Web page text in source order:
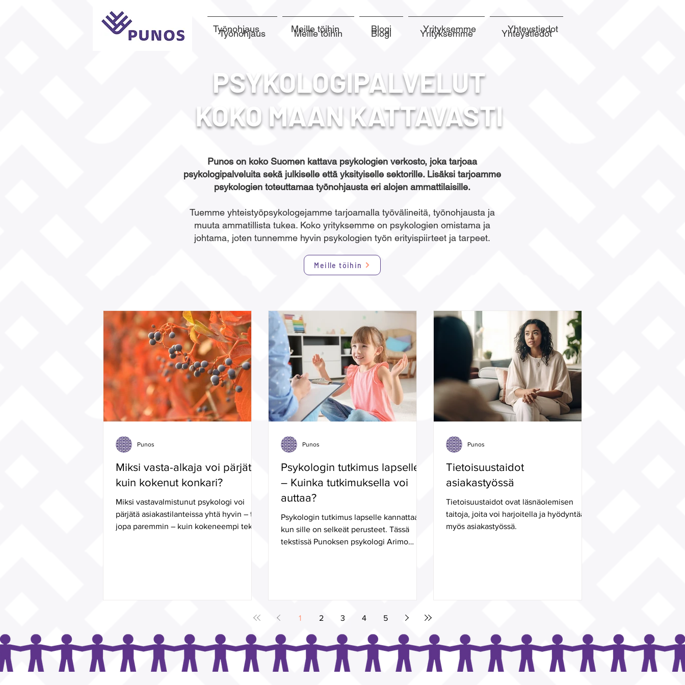
Työnohjaus Meille töihin Blogi Yrityksemme Yhteystiedot
Työnohjaus Meille töihin Blogi Yrityksemme Yhteystiedot
Punos on koko Suomen kattava psykologien verkosto, joka tarjoaa
psykologipalveluita sekä julkiselle että yksityiselle sektorille. Lisäksi tarjoamme
psykologien toteuttamaa työnohjausta eri alojen ammattilaisille.
Tuemme yhteistyöpsykologejamme tarjoamalla työvälineitä, työnohjausta ja
muuta ammatillista tukea. Koko yrityksemme on psykologien omistama ja
johtama, joten tunnemme hyvin psykologien työn erityispiirteet ja tarpeet.
Meille töihin
PSYKOLOGIPALVELUT
KOKO MAAN KATTAVASTI
Miksi vasta-alkaja voi pärjätä
kuin kokenut konkari?
Miksi vastavalmistunut psykologi voi
pärjätä asiakastilanteissa yhtä hyvin – tai
jopa paremmin – kuin kokeneempi tekijä,
Punos
Psykologin tutkimus lapselle
– Kuinka tutkimuksella voi
auttaa?
Psykologin tutkimus lapselle kannattaa,
kun sille on selkeät perusteet. Tässä
tekstissä Punoksen psykologi Arimo
Punos
Tietoisuustaidot
asiakastyössä
Tietoisuustaidot ovat läsnäolemisen
taitoja, joita voi harjoitella ja hyödyntää
myös asiakastyössä.
Punos
1 2 3 4 5